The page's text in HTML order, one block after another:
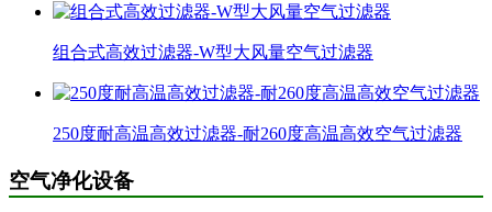
组合式高效过滤器-W型大风量空气过滤器
250度耐高温高效过滤器-耐260度高温高效空气过滤器
空气净化设备